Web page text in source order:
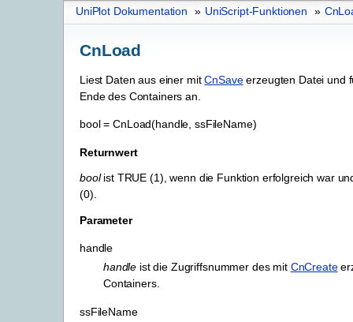
UniPlot Dokumentation » UniScript-Funktionen »
CnLoad
Liest Daten aus einer mitCnSaveerzeugten Datei und
Ende des Containers an.
bool = CnLoad(handle, ssFileName)
Returnwert
boolist TRUE (1), wenn die Funktion erfolgreich war
(0).
Parameter
handle
handle ist die Zugriffsnummer des mit CnCreate
Containers.
ssFileName